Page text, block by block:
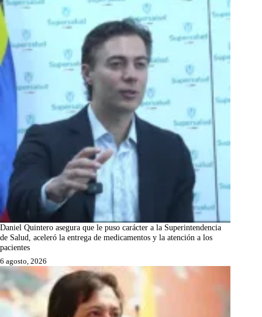
Daniel Quintero asegura que le puso carácter a la Superintendencia
de Salud, aceleró la entrega de medicamentos y la atención a los
pacientes
6 agosto, 2026